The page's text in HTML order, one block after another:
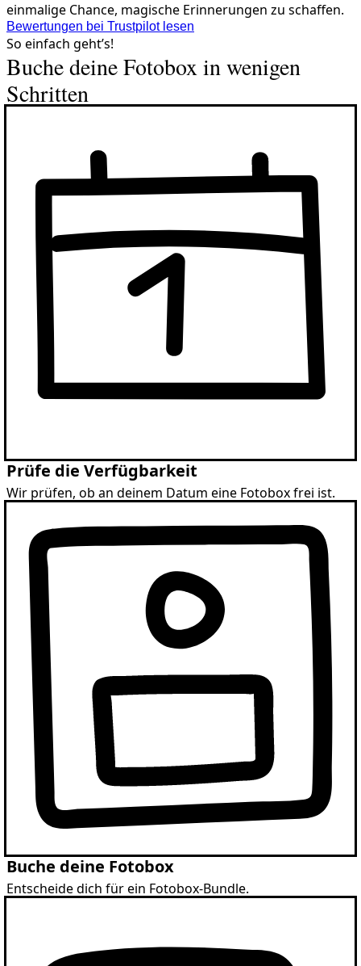
einmalige Chance, magische Erinnerungen zu schaffen.
Bewertungen bei Trustpilot lesen
So einfach geht’s!
Buche deine Fotobox in wenigen
Schritten
Prüfe die Verfügbarkeit
Wir prüfen, ob an deinem Datum eine Fotobox frei ist.
Buche deine Fotobox
Entscheide dich für ein Fotobox-Bundle.